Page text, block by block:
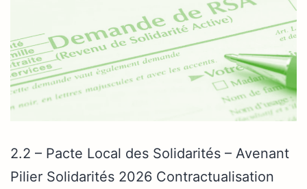
2.2 – Pacte Local des Solidarités – Avenant
Pilier Solidarités 2026 Contractualisation